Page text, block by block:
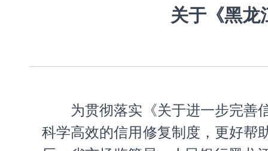
关于《黑龙
为贯彻落实《关于进一步完善
科学高效的信用修复制度，更好帮